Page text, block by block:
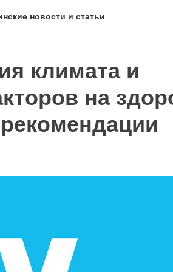
новости и статьи
климата и
на